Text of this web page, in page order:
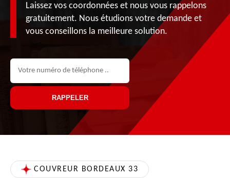
Laissez vos coordonnées et nous vous rappelons
gratuitement. Nous étudions votre demande et
vous conseillons la meilleure solution.
COUVREUR BORDEAUX 33